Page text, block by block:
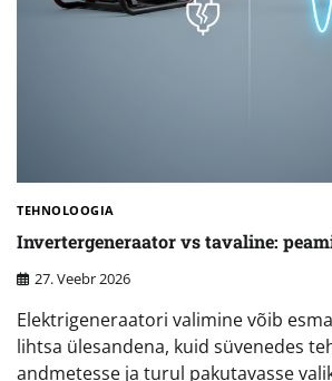
TEHNOLOOGIA
Invertergeneraator vs tavaline:
27. Veebr 2026
Elektrigeneraatori valimine võib
lihtsa ülesandena, kuid süvenedes
andmetesse ja turul pakutavasse